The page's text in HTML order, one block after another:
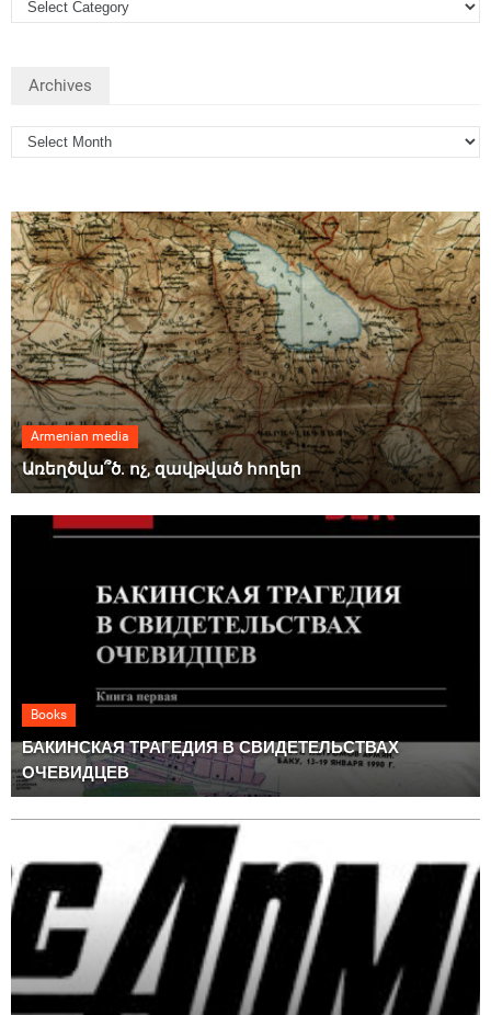
Archives
Armenian media
Առեղծվա՞ծ. ոչ, զավթված հողեր
Books
БАКИНСКАЯ ТРАГЕДИЯ В СВИДЕТЕЛЬСТВАХ
ОЧЕВИДЦЕВ